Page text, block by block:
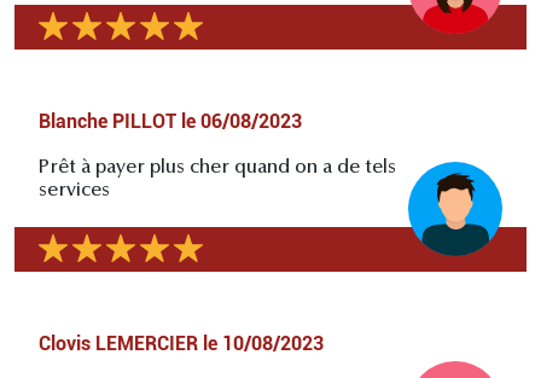
Blanche PILLOT le 06/08/2023
Prêt à payer plus cher quand on a de tels
services
Clovis LEMERCIER le 10/08/2023